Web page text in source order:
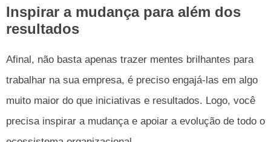
Inspirar a mudança para além dos
resultados
Afinal, não basta apenas trazer mentes brilhantes para
trabalhar na sua empresa, é preciso engajá-las em algo
muito maior do que iniciativas e resultados. Logo, você
precisa inspirar a mudança e apoiar a evolução de todo o